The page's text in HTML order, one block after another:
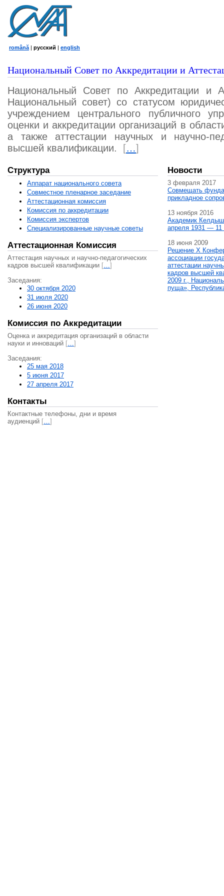
română | русский | english
Национальный Совет по Аккредитации и
Национальный Совет по Аккредитации и
Национальный совет) со статусом
учреждением центрального публичного
оценки и аккредитации организаций в
а также аттестации научных и научно-
высшей квалификации.
[…]
Структура
Аппарат национального совета
Совместное пленарное заседание
Аттестационная комисcия
Комиссия по аккредитации
Комиссия экспертов
Специализированные научные советы
Аттестационная Комиссия
Аттестация научных и научно-педагогических
кадров высшей квалификации […]
Заседания:
30 октября 2020
31 июля 2020
26 июня 2020
Комиссия по Аккредитации
Оценка и аккредитация организаций в области
науки и инноваций […]
Заседания:
25 мая 2018
5 июня 2017
27 апреля 2017
Контакты
Контактные телефоны, дни и время
аудиенций […]
Новости
3 февраля 2017
Совмещать
прикладное
13 ноября 2016
Академик
апреля 1931 — 11
18 июня 2009
Решение X
ассоциации
аттестации
кадров высшей
2009 г.,
пуща»,